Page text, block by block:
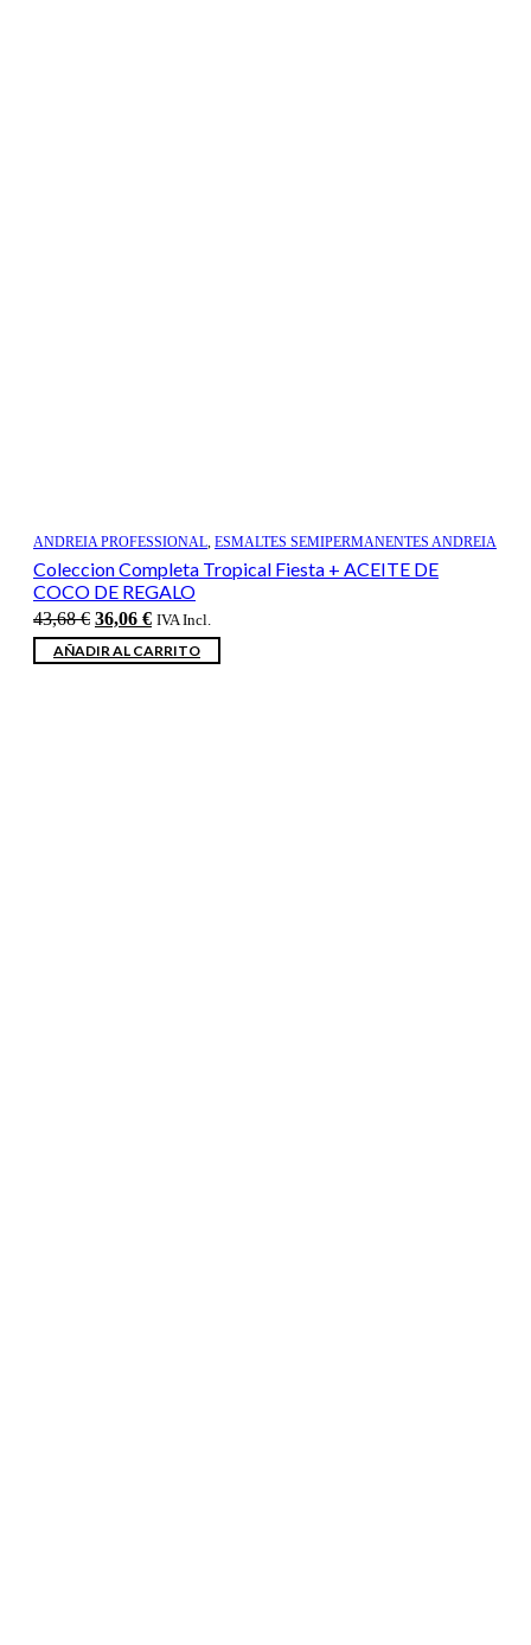
ANDREIA PROFESSIONAL, ESMALTES SEMIPERMANENTES ANDREIA
Coleccion Completa Tropical Fiesta + ACEITE DE
COCO DE REGALO
43,68€ El
precio
original
36,06 €El
precio
actual
IVA Incl.
AÑADIR AL CARRITO